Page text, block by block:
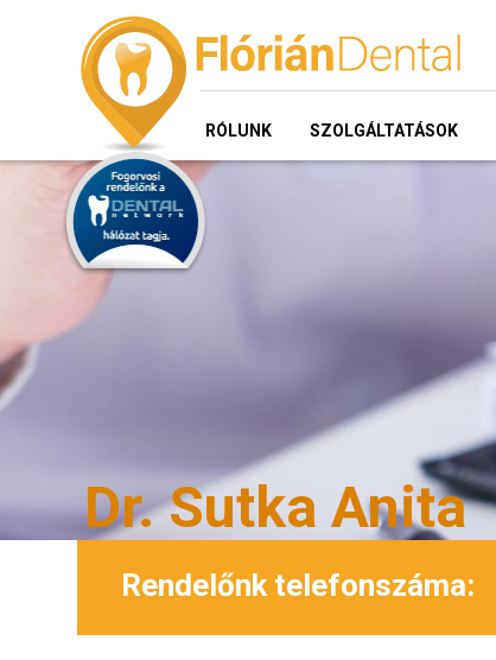
RÓLUNK SZOLGÁLTATÁSOK
Dr. Sutka Anita
Rendelőnk telefonszáma: